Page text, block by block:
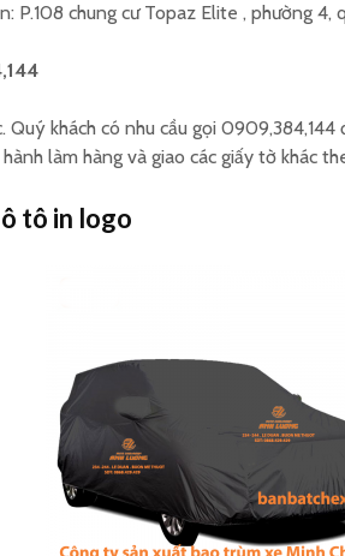
P.108 chung cư Topaz Elite , phường 4,
Quý khách có nhu cầu gọi
làm hàng và giao các giấy tờ khác
tô in logo